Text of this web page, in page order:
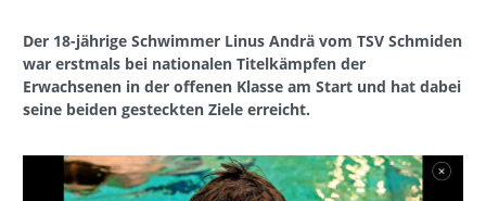
Der 18-jährige Schwimmer Linus Andrä vom TSV Schmiden
war erstmals bei nationalen Titelkämpfen der
Erwachsenen in der offenen Klasse am Start und hat dabei
seine beiden gesteckten Ziele erreicht.